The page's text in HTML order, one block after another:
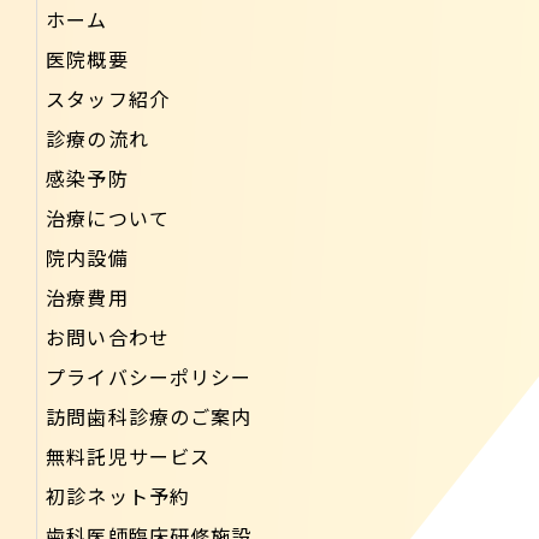
ホーム
医院概要
スタッフ紹介
診療の流れ
感染予防
治療について
院内設備
治療費用
お問い合わせ
プライバシーポリシー
訪問歯科診療のご案内
無料託児サービス
初診ネット予約